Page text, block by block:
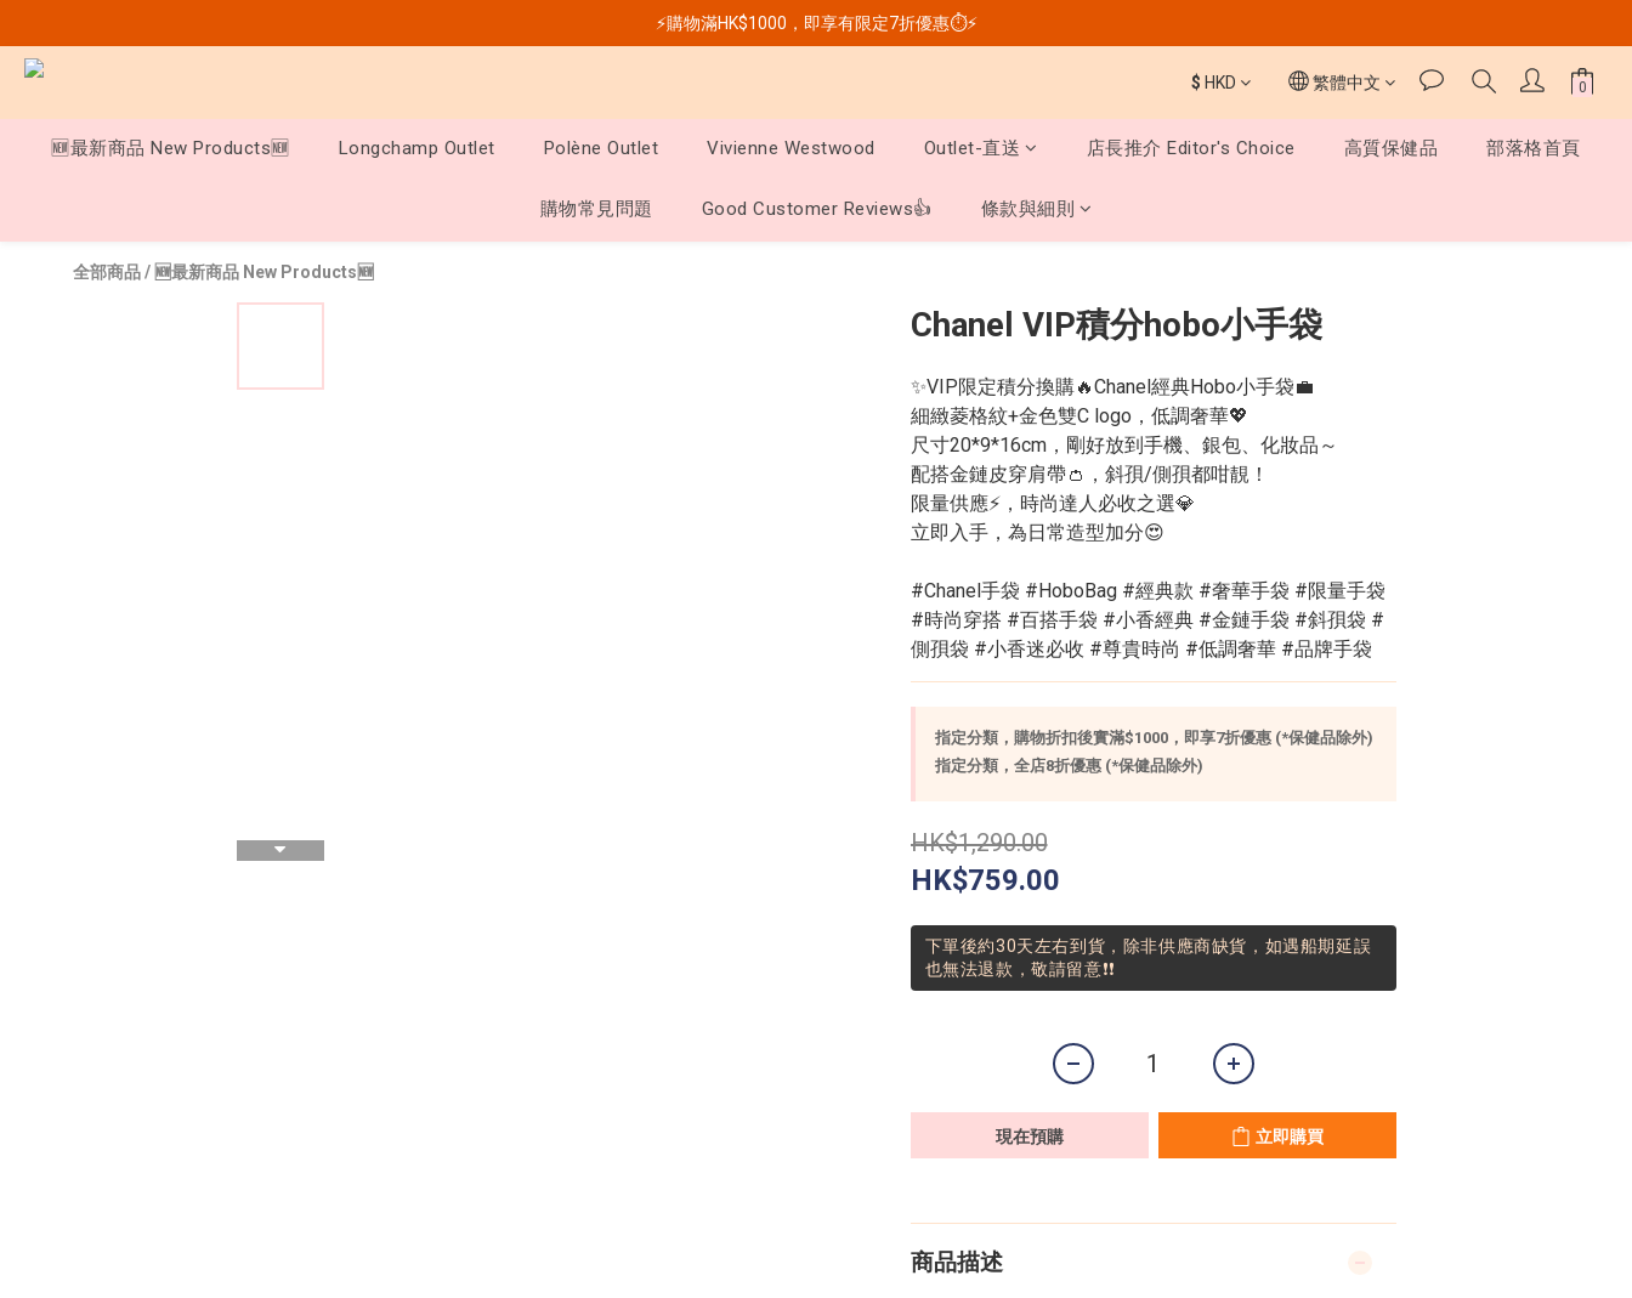
⚡購物滿HK$1000，即享有限定7折優惠⏱️⚡
$ HKD 繁體中文
🆕最新商品 New Products🆕 Longchamp Outlet Polène Outlet Vivienne Westwood Outlet-直送 店長推介 Editor's Choice 高質保健品 部落格首頁
購物常見問題 Good Customer Reviews👍 條款與細則
全部商品/ 🆕最新商品 New Products🆕
Chanel VIP積分hobo小手袋
✨VIP限定積分換購🔥Chanel經典Hobo小手袋💼
細緻菱格紋+金色雙C logo，低調奢華💖
尺寸20*9*16cm，剛好放到手機、銀包、化妝品～
配搭金鏈皮穿肩帶👛，斜孭/側孭都咁靚！
限量供應⚡，時尚達人必收之選💎
立即入手，為日常造型加分😍
#Chanel手袋 #HoboBag #經典款 #奢華手袋 #限量手袋
#時尚穿搭 #百搭手袋 #小香經典 #金鏈手袋 #斜孭袋 #
側孭袋 #小香迷必收 #尊貴時尚 #低調奢華 #品牌手袋
指定分類，購物折扣後實滿$1000，即享7折優惠 (*保健品除外)
指定分類，全店8折優惠 (*保健品除外)
HK$1,290.00
HK$759.00
下單後約30天左右到貨，除非供應商缺貨，如遇船期延誤
也無法退款，敬請留意❗❗
現在預購 立即購買
商品描述